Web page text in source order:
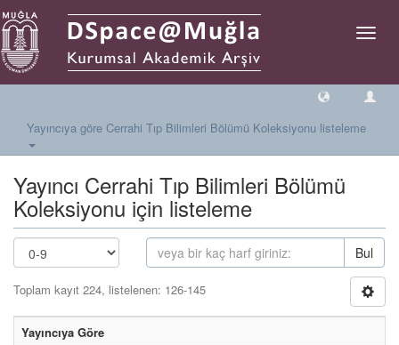
Geçiş
Yayıncıya göre Cerrahi Tıp Bilimleri Bölümü Koleksiyonu listeleme
Yayıncı Cerrahi Tıp Bilimleri Bölümü
Koleksiyonu için listeleme
Bul
Toplam kayıt 224, listelenen: 126-145
Yayıncıya Göre